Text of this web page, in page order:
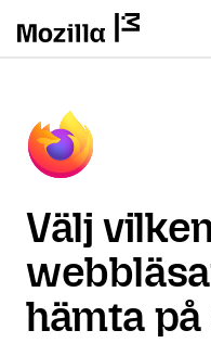
Välj
hämta